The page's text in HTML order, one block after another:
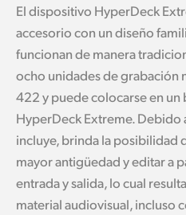
El dispositivo HyperDeck
accesorio con un diseño
funcionan de manera
ocho unidades de grabación
422 y puede colocarse en
HyperDeck Extreme.
incluye, brinda la posibilidad
mayor antigüedad y editar a
entrada y salida, lo cual
material audiovisual, incluso